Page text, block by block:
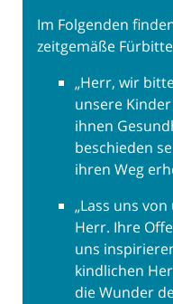
Im Folgenden
zeitgemäße
„Herr, wir
unsere
ihnen
beschieden
ihren Weg
„Lass uns
Herr. Ihre
uns
kindlichen
die Wunder